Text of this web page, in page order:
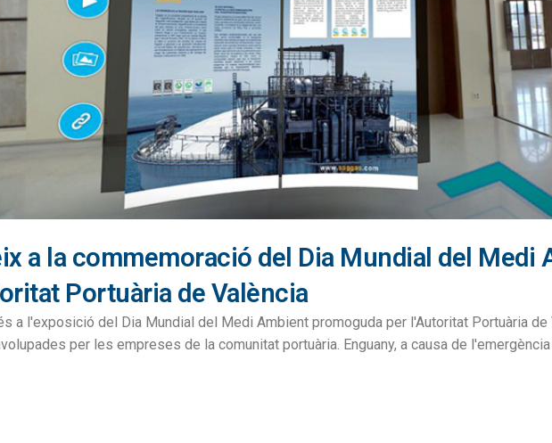
a la commemoració del Dia Mundial del Medi
Portuària de València
a l'exposició del Dia Mundial del Medi Ambient promoguda per l'Autoritat Portuària de
per les empreses de la comunitat portuària. Enguany, a causa de